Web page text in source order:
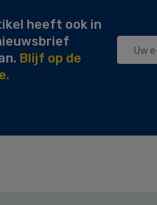
heeft ook in
Blijf op de